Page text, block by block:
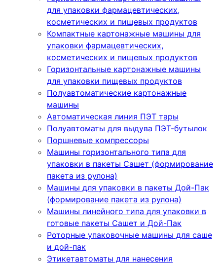
для упаковки фармацевтических,
косметических и пищевых продуктов
Компактные картонажные машины для
упаковки фармацевтических,
косметических и пищевых продуктов
Горизонтальные картонажные машины
для упаковки пищевых продуктов
Полуавтоматические картонажные
машины
Автоматическая линия ПЭТ тары
Полуавтоматы для выдува ПЭТ-бутылок
Поршневые компрессоры
Машины горизонтального типа для
упаковки в пакеты Сашет (формирование
пакета из рулона)
Машины для упаковки в пакеты Дой-Пак
(формирование пакета из рулона)
Машины линейного типа для упаковки в
готовые пакеты Сашет и Дой-Пак
Роторные упаковочные машины для саше
и дой-пак
Этикетавтоматы для нанесения